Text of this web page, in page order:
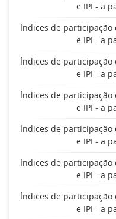
e IPI - a
Índices de participação
e IPI - a
Índices de participação
e IPI - a
Índices de participação
e IPI - a
Índices de participação
e IPI - a
Índices de participação
e IPI - a
Índices de participação
e IPI - a